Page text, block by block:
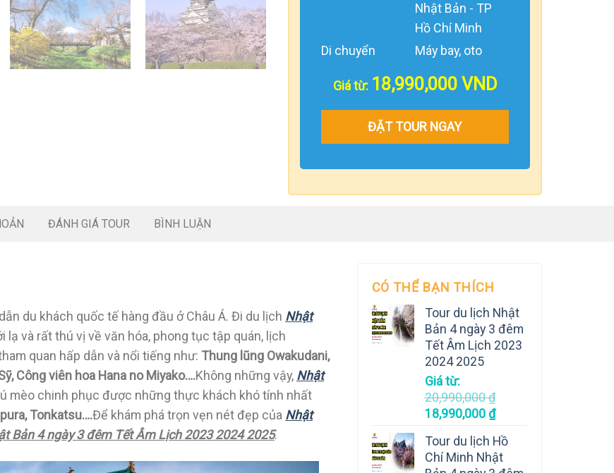
Nhật Bản - TP
Hồ Chí Minh
Di chuyển
Máy bay, oto
Giá từ: 18,990,000VND
ĐẶT TOUR NGAY
ĐÁNH GIÁ TOUR BÌNH LUẬN
du khách quốc tế hàng đầu ở Châu Á. Đi du lịch Nhật
và rất thú vị về văn hóa, phong tục tập quán, lịch
quan hấp dẫn và nổi tiếng như: Thung lũng Owakudani,
Công viên hoa Hana no Miyako….Không những vậy, Nhật
mèo chinh phục được những thực khách khó tính nhất
Tonkatsu….Để khám phá trọn vẹn nét đẹp của Nhật
Bản 4 ngày 3 đêm Tết Âm Lịch 2023 2024 2025.
CÓ THỂ BẠN THÍCH
Tour du lịch Nhật
Bản 4 ngày 3 đêm
Tết Âm Lịch 2023
2024 2025
Giá từ:
20,990,000₫
18,990,000₫
Tour du lịch Hồ
Chí Minh Nhật